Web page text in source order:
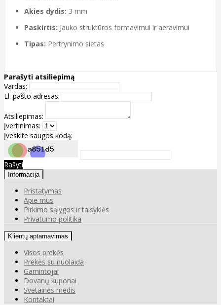
Akies dydis: 3 mm
Paskirtis: Jauko struktūros formavimui ir aeravimui
Tipas: Pertrynimo sietas
Parašyti atsiliepimą
Vardas:
El. pašto adresas:
Atsiliepimas:
Įvertinimas:
Įveskite saugos kodą:
Rašyti
Informacija
Pristatymas
Apie mus
Pirkimo sąlygos ir taisyklės
Privatumo politika
Klientų aptarnavimas
Visos prekės
Prekės su nuolaida
Gamintojai
Dovanų kuponai
Svetainės medis
Kontaktai